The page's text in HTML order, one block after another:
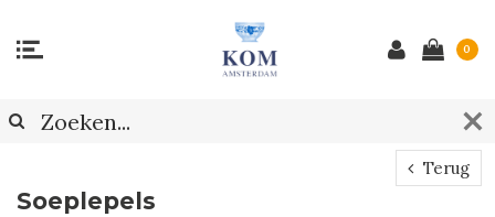
0
Terug
Soeplepels